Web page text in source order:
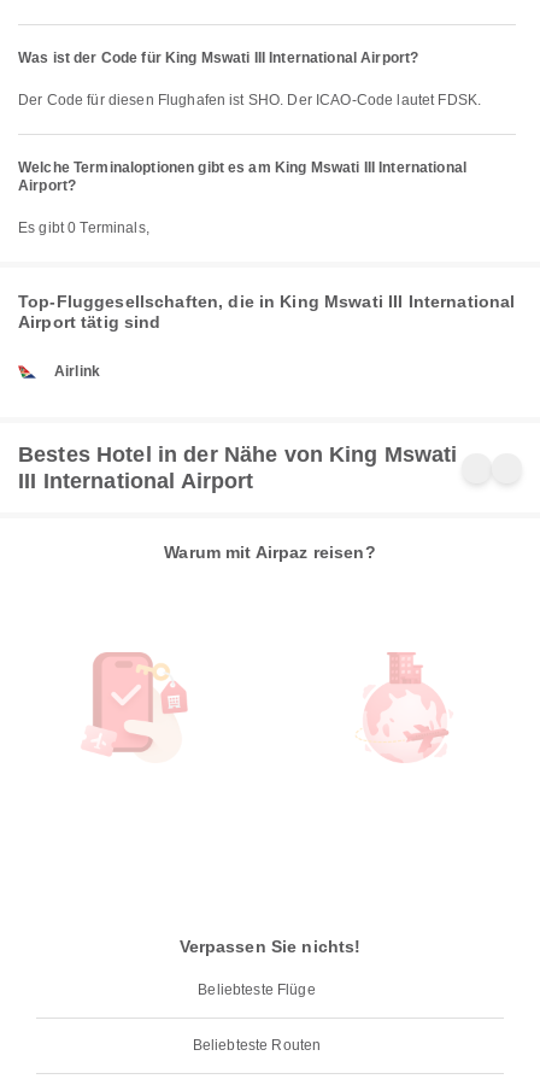
Was ist der Code für King Mswati III International Airport?
Der Code für diesen Flughafen ist SHO. Der ICAO-Code lautet FDSK.
Welche Terminaloptionen gibt es am King Mswati III International
Airport?
Es gibt 0 Terminals,
Top-Fluggesellschaften, die in King Mswati III International
Airport tätig sind
Airlink
Bestes Hotel in der Nähe von King Mswati
III International Airport
Warum mit Airpaz reisen?
Verpassen Sie nichts!
Beliebteste Flüge
Beliebteste Routen